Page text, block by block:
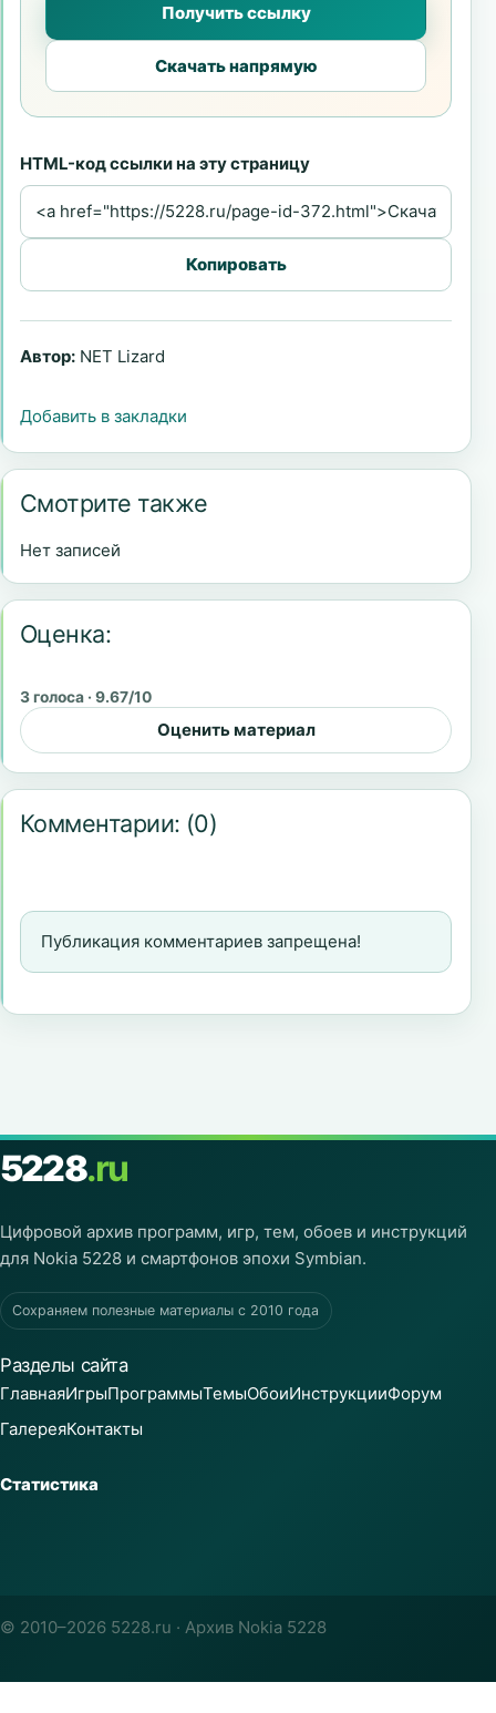
Получить ссылку
Скачать напрямую
HTML-код ссылки на эту страницу
Копировать
Автор: NET Lizard
Добавить в закладки
Смотрите также
Нет записей
Оценка:
3 голоса · 9.67/10
Оценить материал
Комментарии: (0)
Публикация комментариев запрещена!
5228.ru
Цифровой архив программ, игр, тем, обоев и инструкций
для Nokia 5228 и смартфонов эпохи Symbian.
Сохраняем полезные материалы с 2010 года
Разделы сайта
ГлавнаяИгрыПрограммыТемыОбоиИнструкцииФорум
ГалереяКонтакты
Статистика
© 2010–2026 5228.ru · Архив Nokia 5228